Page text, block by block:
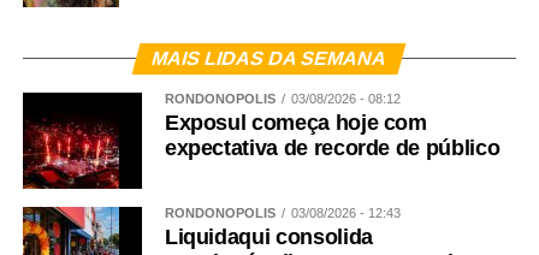
MAIS LIDAS DA SEMANA
RONDONÓPOLIS 03/08/2026 - 08:12
Exposul começa hoje com
expectativa de recorde de público
RONDONÓPOLIS 03/08/2026 - 12:43
Liquidaqui consolida